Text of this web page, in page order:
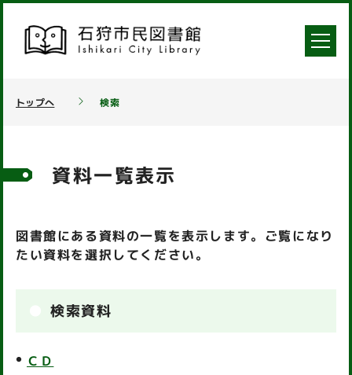
トップへ 検索
資料一覧表示
図書館にある資料の一覧を表示します。ご覧になり
たい資料を選択してください。
検索資料
ＣＤ